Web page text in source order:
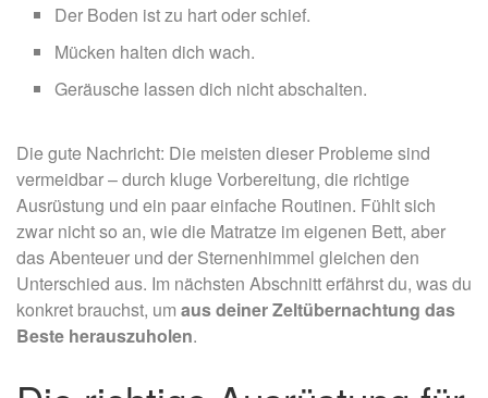
Der Boden ist zu hart oder schief.
Mücken halten dich wach.
Geräusche lassen dich nicht abschalten.
Die gute Nachricht: Die meisten dieser Probleme sind
vermeidbar – durch kluge Vorbereitung, die richtige
Ausrüstung und ein paar einfache Routinen. Fühlt sich
zwar nicht so an, wie die Matratze im eigenen Bett, aber
das Abenteuer und der Sternenhimmel gleichen den
Unterschied aus. Im nächsten Abschnitt erfährst du, was du
konkret brauchst, um aus deiner Zeltübernachtung das
Beste herauszuholen.